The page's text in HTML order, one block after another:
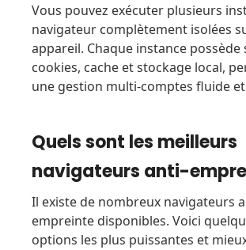
Vous pouvez exécuter plusieurs
navigateur complètement isolées
appareil. Chaque instance possède
cookies, cache et stockage local,
une gestion multi-comptes fluide
Quels sont les meilleurs
navigateurs anti-
Il existe de nombreux navigateurs
empreinte disponibles. Voici
options les plus puissantes et